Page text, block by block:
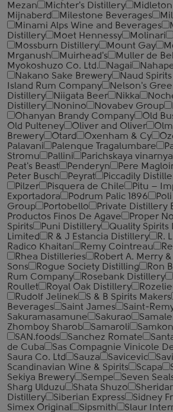
Mezan
Michter's Distillery
Mijnaberd
Milestone Beverages
Minami Alps Wine and Beverages
Distillery
Moet Hennessy Molinari
Mossburn Distillery
Mount Gay
Mrganush
Muirhead's Muller de
Myokoshuzo Co. Ltd.
Nagai
Nakano Sake Brewery
Naud
Island Rum Company
Nelson's
Distillery
Niigata Beer Nikka
Distillery
Nonino Novabev Group
Ohanyan Brandy Company
Old
Old Pulteney
Oliver and Oliver
Brewery
Otard Oxenham & Cy
Palavani
Palenque Tragalumbare
Stromu
Pallini Parichskaya vinarnya
Peat's Beast
Penderyn Pere
Peter Busch
Peyrat Piccadily
Pilzer
Pisquera de Chile
Pitu –
Exportadora
Podrum Palic 1896
Group
Portobello
Private Distillery
Productos Finos De Agave
Proper
Spirits
Puni Distillery
Quality
Limited
R & J Estancia Distillery
R.
Radico Khaitan
Remy Cointreau
Rhea Distilleries
Robert A. Merry
Sons
Rogue Society Distilling Ron
Rum Company
Rosebank Distillery
Roullet
Royal Oak Distillery
Rudolf Jelinek
S & B Spirits Makers
Beverages
Saint James
Saint-
Sakuramasamune
Sakurao
Zhomboy Sharob
Samaroli Samkon
SAN.foods
Sanchez Romate
de Cuba
Sas Compagnie Vinicole
Saura Co. Ltd
Sauza Savicevic
Scandinavian Wine & Spirits
Scapa
Sekiya Brewery
Sempe Seven
Sharg Ulduzu
Shata Shuzo
Distillery
Siberian Express
Sidney
Simex Original
Sipsmith
Slaur